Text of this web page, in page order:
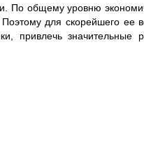
По общему уровню
для скорейшего ее
привлечь